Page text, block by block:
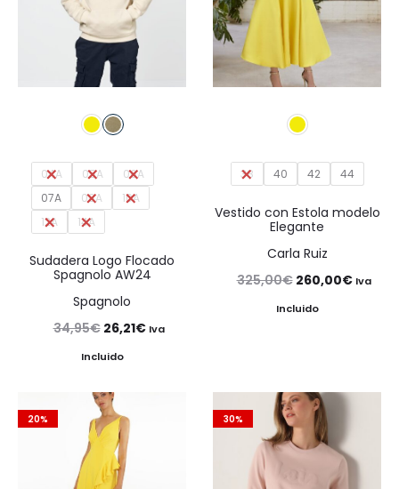
04A 05A
06A
07A
08A
10A
12A
14A
Sudadera Logo Flocado
Spagnolo AW24
Spagnolo
34,95€ El
precio
era:
34,95€.
26,21€ElIva
Incluido
38 40 42 44
Vestido con Estola modelo
Elegante
Carla Ruiz
325,00€ El
precio
260,00€ElIva
Incluido
20% 30%